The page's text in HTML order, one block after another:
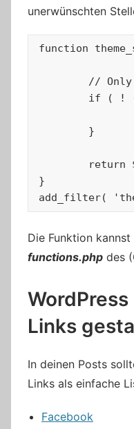
unerwünschten
function
}
add_filter(
Die Funktion
functions.php des
Links
In deinen Posts
Links als einfache
Facebook